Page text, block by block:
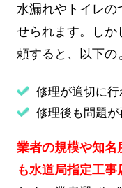
水漏れやトイレの
せられます。しか
頼すると、以下の
修理が適切に行
修理後も問題が
業者の規模や知名
も水道局指定工事